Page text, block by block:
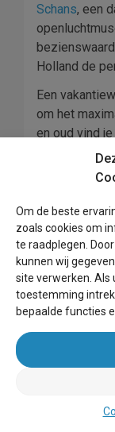
Schans, een
Holland de
Een
om het
en oud vind
vooral actief
Noord-
tot
Noord-
Huisje
Holland met
is ruim,
zoek bent.
helemaal
Om de beste
zoals cookies om
te raadplegen.
kunnen wij
site verwerken.
toestemming
bepaalde functies